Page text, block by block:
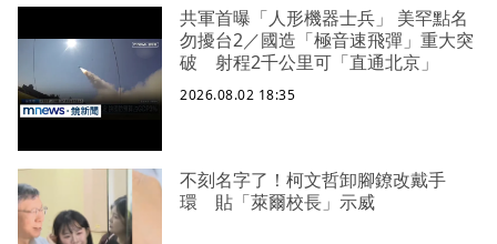
共軍首曝「人形機器士兵」 美罕點名
勿擾台2／國造「極音速飛彈」重大突
破 射程2千公里可「直通北京」
2026.08.02 18:35
不刻名字了！柯文哲卸腳鐐改戴手
環 貼「萊爾校長」示威